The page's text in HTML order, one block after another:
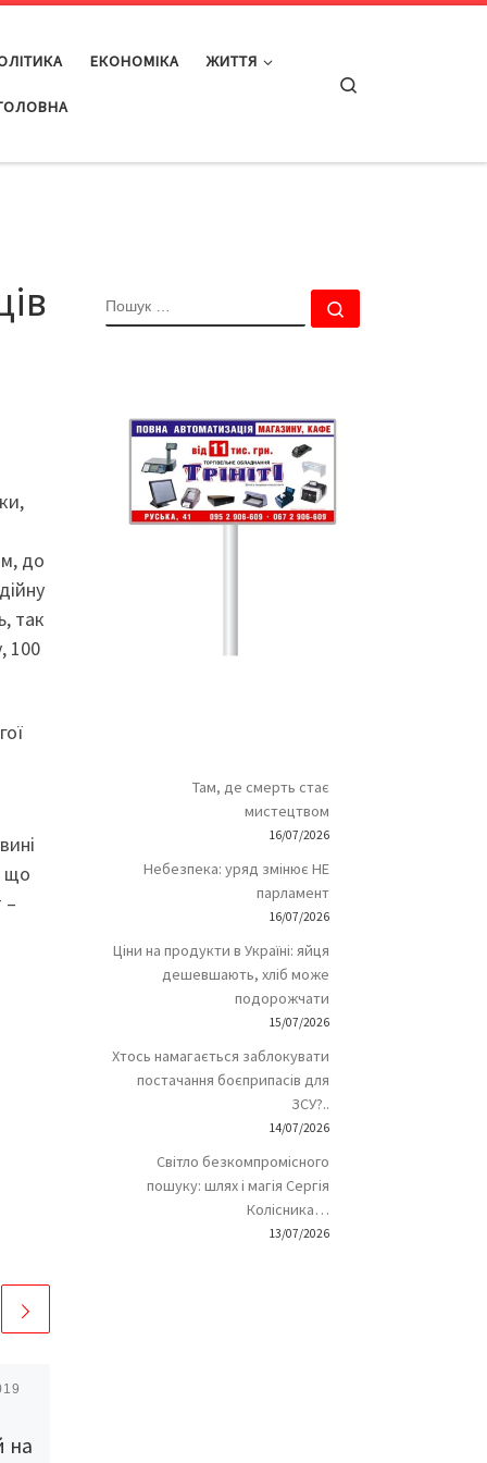
ЕКОНОМІКА ЖИТТЯ
до
так
100
що
–
на
ПОШУК
Там, де смерть стає
мистецтвом
16/07/2026
Небезпека: уряд змінює НЕ
парламент
16/07/2026
Ціни на продукти в Україні: яйця
дешевшають, хліб може
подорожчати
15/07/2026
Хтось намагається заблокувати
постачання боєприпасів для
ЗСУ?..
14/07/2026
Світло безкомпромісного
пошуку: шлях і магія Сергія
Колісника…
13/07/2026